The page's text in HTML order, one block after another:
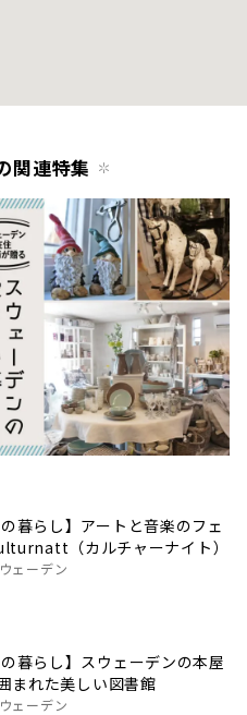
関連特集
暮らし】アートと音楽のフェ
（カルチャーナイト）
ェーデン
の暮らし】スウェーデンの本屋
まれた美しい図書館
ェーデン